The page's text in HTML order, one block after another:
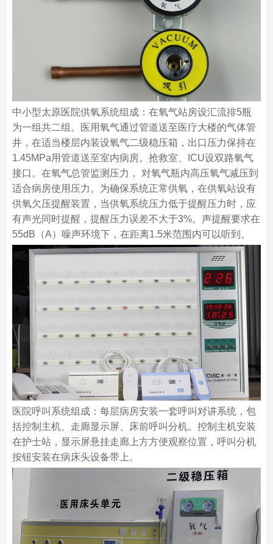
中小型太原医院供氧系统组成：在氧气站房设汇流排5瓶
为一组共二组。医用氧气通过管道送至医疗大楼的气体管
井，在适当楼层内装设氧气二级稳压箱，出口压力保持在
1.45MPa用管道送至室内病房。抢救室、ICU设双路氧气
接口。在氧气总管监测压力， 对氧气瓶内高压氧气减压到
适合病房使用压力。为确保系统正常供氧，在供氧站设有
供氧欠压提醒装置，当供氧系统压力低于提醒压力时，应
有声光同时提醒，提醒压力误差不大于3%。声提醒要求在
55dB（A）噪声环境下，在距离1.5米范围内可以听到。
医院呼叫系统组成：每层病房安装一套呼叫对讲系统，包
括控制主机、走廊显示屏、床前呼叫分机。控制主机安装
在护士站，显示屏悬挂走廊上方方便观察位置，呼叫分机
按钮安装在病床头设备带上。